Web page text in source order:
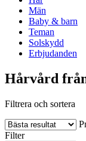
Män
Baby & barn
Teman
Solskydd
Erbjudanden
Hårvård
Filtrera och sortera
Filter